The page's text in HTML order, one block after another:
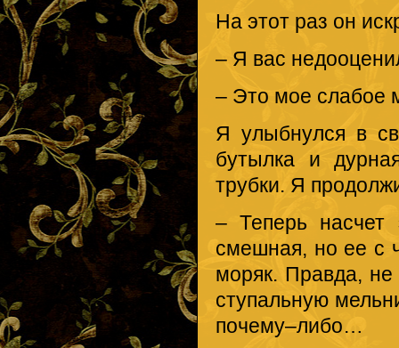
На этот раз он
– Я вас
– Это мое слабое
Я улыбнулся в
бутылка и
трубки. Я
– Теперь насчет
смешная, но ее с
моряк. Правда,
ступальную
почему–либо…